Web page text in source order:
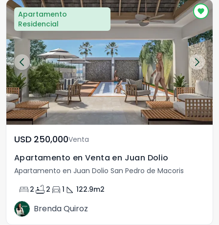
Apartamento
Residencial
USD	250,000Venta
Apartamento en Venta en Juan Dolio
Apartamento en Juan Dolio San Pedro de Macoris
bed 2 bathtub 2 directions_car 1 square_foot 122.9m2
Brenda Quiroz